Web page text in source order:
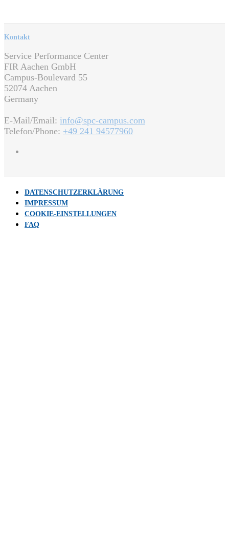
Kontakt
Service Performance Center
FIR Aachen GmbH
Campus-Boulevard 55
52074 Aachen
Germany
E-Mail/Email: info@spc-campus.com
Telefon/Phone: +49 241 94577960
DATENSCHUTZERKLÄRUNG
IMPRESSUM
COOKIE-EINSTELLUNGEN
FAQ